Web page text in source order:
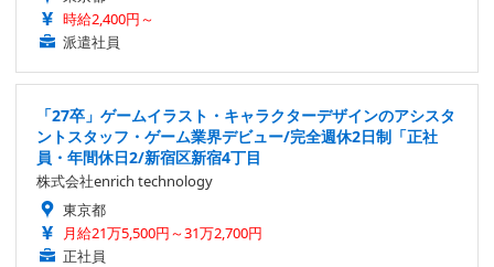
時給2,400円～
派遣社員
「27卒」ゲームイラスト・キャラクターデザインのアシスタ
ントスタッフ・ゲーム業界デビュー/完全週休2日制「正社
員・年間休日2/新宿区新宿4丁目
株式会社enrich technology
東京都
月給21万5,500円～31万2,700円
正社員